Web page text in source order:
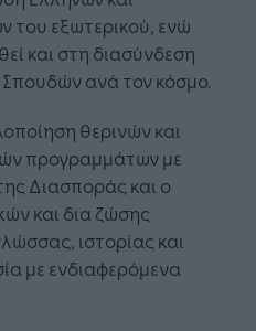
του εξωτερικού, ενώ
και στη διασύνδεση
ανά τον κόσμο.
θερινών και
προγραμμάτων με
Διασποράς και ο
και δια ζώσης
ιστορίας και
με ενδιαφερόμενα